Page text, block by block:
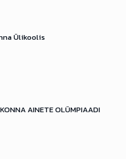
Ülikoolis
AINETE OLÜMPIAADI